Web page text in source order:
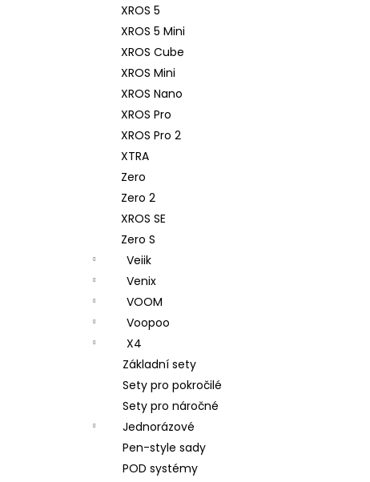
XROS 5
XROS 5 Mini
XROS Cube
XROS Mini
XROS Nano
XROS Pro
XROS Pro 2
XTRA
Zero
Zero 2
XROS SE
Zero S
Veiik
Venix
VOOM
Voopoo
X4
Základní sety
Sety pro pokročilé
Sety pro náročné
Jednorázové
Pen-style sady
POD systémy